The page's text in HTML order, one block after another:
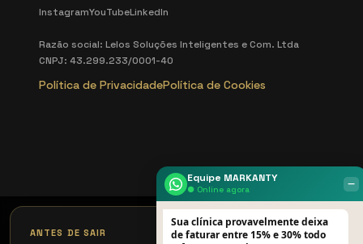
InstagramYouTubeLinkedIn
Razão social: Lelos Soluções Inteligentes e Com. Ltda
CNPJ: 43.299.233/0001-40
Política de PrivacidadePolítica de Cookies
ANTES DE SAIR
Equipe MARKANTY
● Online agora ‒
Sua clínica provavelmente deixa
de faturar entre 15% e 30% todo